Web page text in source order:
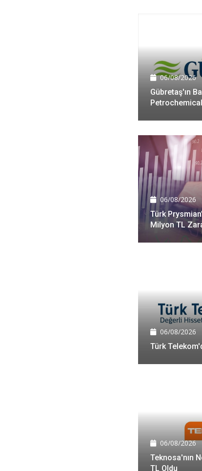
06/08/2026
Gübretaş'ın
06/08/2026
Türk
Milyon TL
06/08/2026
Türk
06/08/2026
Teknosa'nın
TL Oldu